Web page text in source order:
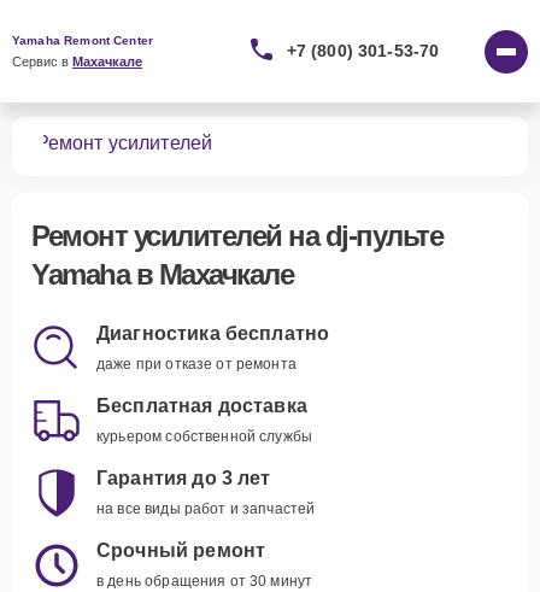
Yamaha Remont Center
Сервис в Махачкале
+7 (800) 301-53-70
Ремонт усилителей
Ремонт усилителей на dj-пульте
Yamaha в Махачкале
Диагностика бесплатно
даже при отказе от ремонта
Бесплатная доставка
курьером собственной службы
Гарантия до 3 лет
на все виды работ и запчастей
Срочный ремонт
в день обращения от 30 минут